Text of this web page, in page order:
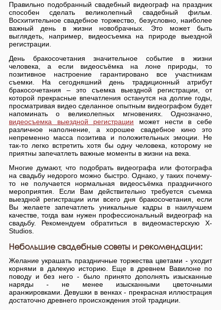
Правильно подобранный свадебный видеограф на праздник
способен сделать великолепный свадебный фильм.
Восхитительное свадебное торжество, безусловно, наиболее
важный день в жизни новобрачных. Это может быть
выглядеть, например, видеосъемка на природе выездной
регистрации.
День бракосочетания значительное событие в жизни
человека, а если видеосъёмка на лоне природы, то
позитивное настроение гарантировано все участникам
съемки. На сегодняшний день традиционный атрибут
бракосочетания – это съемка выездной регистрации, от
которой прекрасные впечатления останутся на долгие годы,
просматривая видео сделанное опытным видеографом будет
напоминать о великолепных мгновениях. Однозначно,
видеосъемка выездной регистрации может нести в себе
различное наполнение, а хорошее свадебное кино это
непременно масса позитива и положительных эмоции. Не
так-то легко встретить хотя бы одну человека, которому не
приятны запечатлеть важные моменты в жизни на века.
Многие думают, что подобрать видеографа или фотографа
на свадьбу недорого можно быстро. Однако, у таких почему-
то не получается нормальная видеосъёмка праздничного
мероприятия. Если Вам действительно требуется съемка
выездной регистрации или всего дня бракосочетания, если
Вы желаете запечатлеть уникальные кадры в наилучшем
качестве, тогда вам нужен профессиональный видеограф на
свадьбу. Рекомендуем обратиться в видеомастерскую X-
Studios.
Небольшие свадебные советы и рекомендации:
Желание украшать праздничные торжества цветами - уходит
корнями в далекую историю. Еще в древнем Вавилоне по
поводу и без него - было принято дополнять изысканные
наряды - не менее изысканными цветочными
аранжировками. Девушки в венках - прекрасная иллюстрация
достаточно древнего происхождения этой традиции.